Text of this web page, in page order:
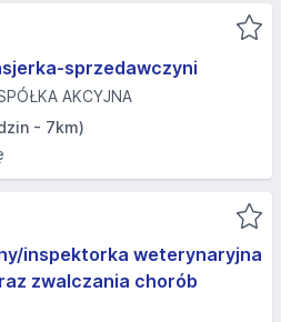
sprzedawczyni
AKCYJNA
- 7km)
inspektorka weterynaryjna
zwalczania chorób